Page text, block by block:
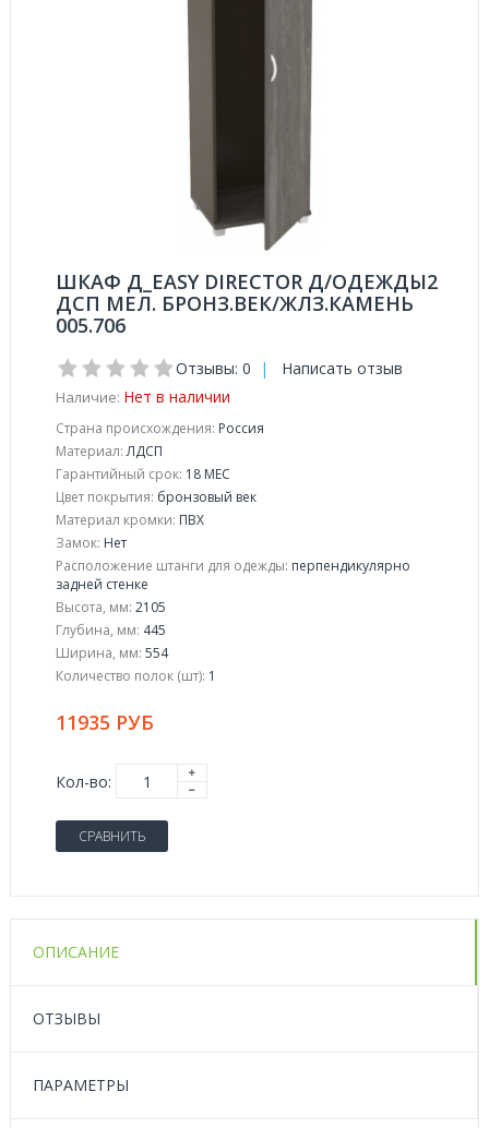
ШКАФ Д_EASY DIRECTOR Д/ОДЕЖДЫ2
ДСП МЕЛ. БРОНЗ.ВЕК/ЖЛЗ.КАМЕНЬ
005.706
Отзывы: 0 | Написать отзыв
Наличие: Нет в наличии
Страна происхождения: Россия
Материал:ЛДСП
Гарантийный срок: 18 МЕС
Цвет покрытия: бронзовый век
Материал кромки: ПВХ
Замок: Нет
Расположение штанги для одежды: перпендикулярно
задней стенке
Высота, мм: 2105
Глубина, мм: 445
Ширина, мм: 554
Количество полок (шт): 1
11935 РУБ
Кол-во:
СРАВНИТЬ
ОПИСАНИЕ
ОТЗЫВЫ
ПАРАМЕТРЫ